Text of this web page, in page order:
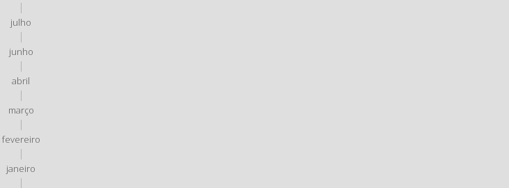
julho
junho
abril
março
fevereiro
janeiro